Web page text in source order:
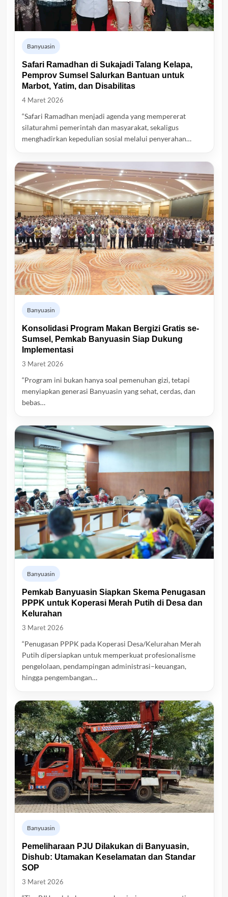
Banyuasin
Safari Ramadhan di Sukajadi Talang Kelapa,
Pemprov Sumsel Salurkan Bantuan untuk
Marbot, Yatim, dan Disabilitas
4 Maret 2026
“Safari Ramadhan menjadi agenda yang mempererat
silaturahmi pemerintah dan masyarakat, sekaligus
menghadirkan kepedulian sosial melalui penyerahan…
Banyuasin
Konsolidasi Program Makan Bergizi Gratis se-
Sumsel, Pemkab Banyuasin Siap Dukung
Implementasi
3 Maret 2026
“Program ini bukan hanya soal pemenuhan gizi, tetapi
menyiapkan generasi Banyuasin yang sehat, cerdas, dan
bebas…
Banyuasin
Pemkab Banyuasin Siapkan Skema Penugasan
PPPK untuk Koperasi Merah Putih di Desa dan
Kelurahan
3 Maret 2026
“Penugasan PPPK pada Koperasi Desa/Kelurahan Merah
Putih dipersiapkan untuk memperkuat profesionalisme
pengelolaan, pendampingan administrasi–keuangan,
hingga pengembangan…
Banyuasin
Pemeliharaan PJU Dilakukan di Banyuasin,
Dishub: Utamakan Keselamatan dan Standar
SOP
3 Maret 2026